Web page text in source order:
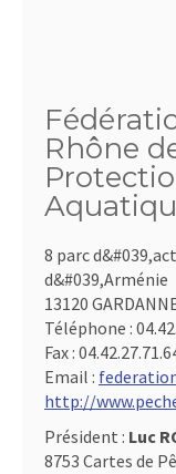
Rhône
8 parc
d&#039,Arménie
13120
Téléphone :
Fax :
Email :
http://
Président : Luc
8753 Cartes de